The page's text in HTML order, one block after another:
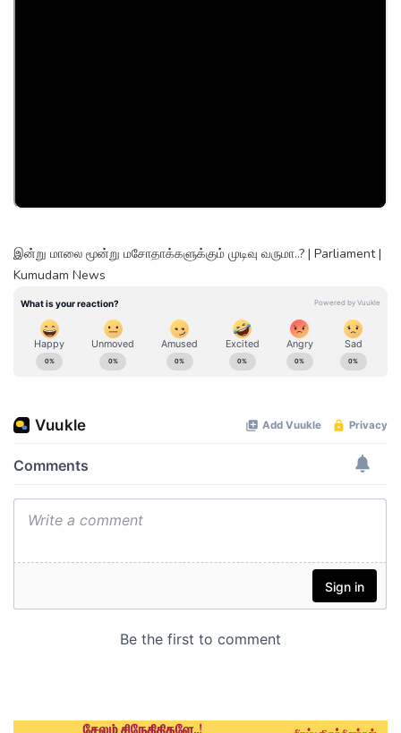
இன்று மாலை மூன்று மசோதாக்களுக்கும் முடிவு வருமா..? | Parliament |
Kumudam News